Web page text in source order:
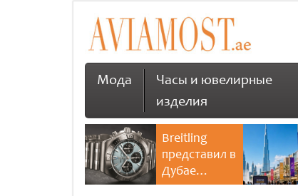
Мода
Часы и ювелирные
изделия
Breitling
представил в
Дубае
культовую